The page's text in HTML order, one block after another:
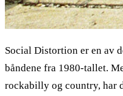
Social Distortion er en av
båndene fra 1980-tallet.
rockabilly og country, har